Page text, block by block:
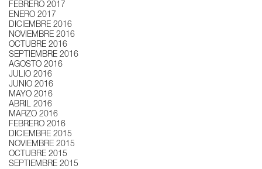
FEBRERO 2017
ENERO 2017
DICIEMBRE 2016
NOVIEMBRE 2016
OCTUBRE 2016
SEPTIEMBRE 2016
AGOSTO 2016
JULIO 2016
JUNIO 2016
MAYO 2016
ABRIL 2016
MARZO 2016
FEBRERO 2016
DICIEMBRE 2015
NOVIEMBRE 2015
OCTUBRE 2015
SEPTIEMBRE 2015